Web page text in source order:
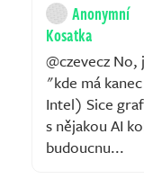
Anonymní
Kosatka
@czevecz
"kde má
Intel) Sice
s nějakou AI
budoucnu...